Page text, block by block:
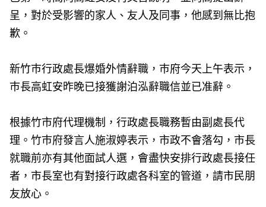
呈，對於受影響的家人、友人及同事，他感到無比抱
歉。
新竹巿行政處長爆婚外情辭職，巿府今天上午表示，
巿長高虹安昨晚已接獲謝泊泓辭職信並已准辭。
根據竹市府代理機制，行政處長職務暫由副處長代
理。竹巿府發言人施淑婷表示，市政不會落勾，市長
就職前亦有其他面試人選，會盡快安排行政處長接任
者，市長室也有對接行政處各科室的管道，請市民朋
友放心。